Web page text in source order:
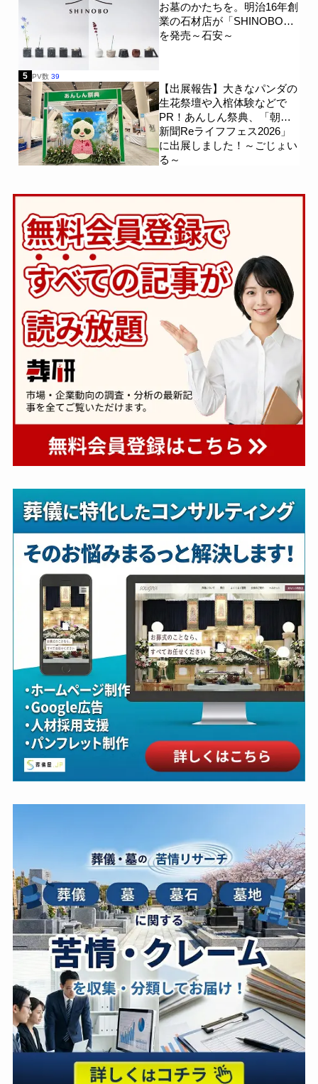
お墓のかたちを。明治16年創
業の石材店が「SHINOBO」
を発売～石安～
5 PV数 39
【出展報告】大きなパンダの
生花祭壇や入棺体験などで
PR！あんしん祭典、「朝日
新聞Reライフフェス2026」
に出展しました！～ごじょい
る～